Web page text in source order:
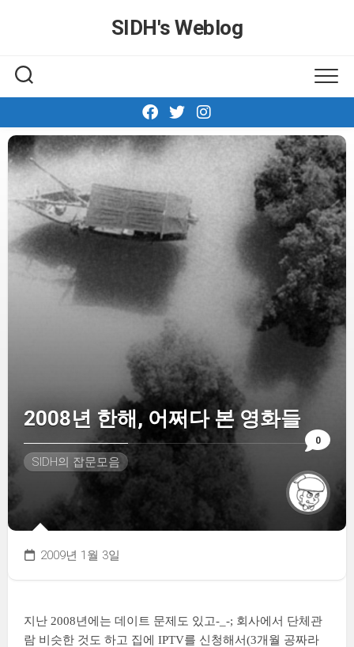
SIDH′s Weblog
0
2008년 한해, 어쩌다 본 영화들
SIDH의 잡문모음
2009년 1월 3일
지난 2008년에는 데이트 문제도 있고-_-; 회사에서 단체관
람 비슷한 것도 하고 집에 IPTV를 신청해서(3개월 공짜라